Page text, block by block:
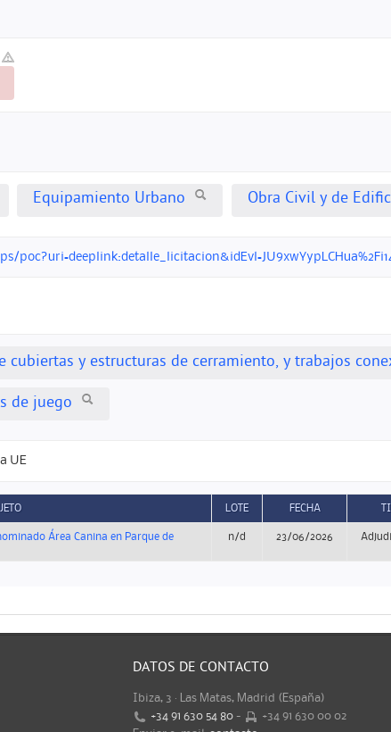
Equipamiento Urbano Obra Civil y de
cubiertas y estructuras de cerramiento, y trabajos
de juego
UE
LOTE FECHA
Área Canina en Parque de
n/d 23/06/2026
DATOS DE CONTACTO
Ibiza, 3 · Las Matas, Madrid (España)
+34 91 630 54 80 -
+34 91 630 00 02